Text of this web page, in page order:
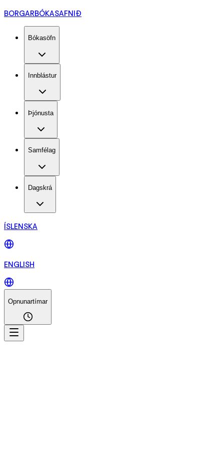
BORGARBÓKASAFNIÐ
Bókasöfn
Innblástur
Þjónusta
Samfélag
Dagskrá
ÍSLENSKA
ENGLISH
Opnunartímar